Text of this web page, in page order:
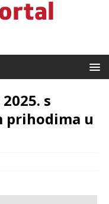
s
prihodima u